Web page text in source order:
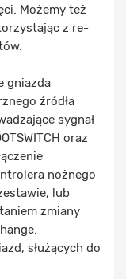
Możemy też
z re-
gniazda
źródła
sygnał
oraz
nożnego
lub
zmiany
służących do